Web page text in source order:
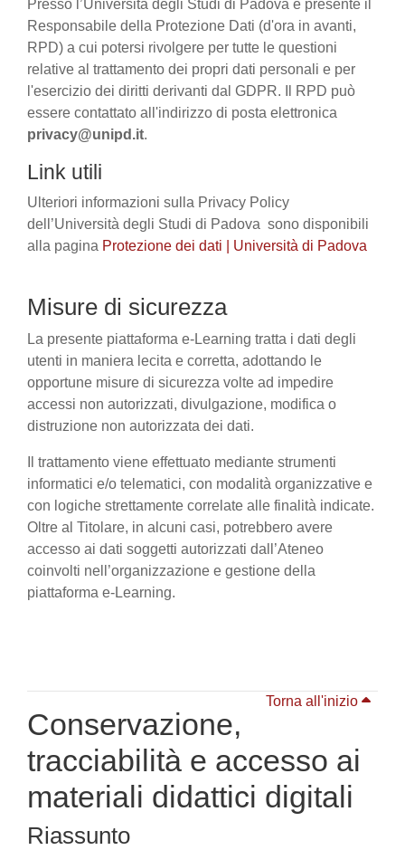
Presso l’Università degli Studi di Padova è presente il
Responsabile della Protezione Dati (d'ora in avanti,
RPD) a cui potersi rivolgere per tutte le questioni
relative al trattamento dei propri dati personali e per
l'esercizio dei diritti derivanti dal GDPR. Il RPD può
essere contattato all'indirizzo di posta elettronica
privacy@unipd.it.
Link utili
Ulteriori informazioni sulla Privacy Policy
dell’Università degli Studi di Padova sono disponibili
alla pagina Protezione dei dati | Università di Padova
Misure di sicurezza
La presente piattaforma e-Learning tratta i dati degli
utenti in maniera lecita e corretta, adottando le
opportune misure di sicurezza volte ad impedire
accessi non autorizzati, divulgazione, modifica o
distruzione non autorizzata dei dati.
Il trattamento viene effettuato mediante strumenti
informatici e/o telematici, con modalità organizzative e
con logiche strettamente correlate alle finalità indicate.
Oltre al Titolare, in alcuni casi, potrebbero avere
accesso ai dati soggetti autorizzati dall’Ateneo
coinvolti nell’organizzazione e gestione della
piattaforma e-Learning.
Torna all'inizio
Conservazione,
tracciabilità e accesso ai
materiali didattici digitali
Riassunto